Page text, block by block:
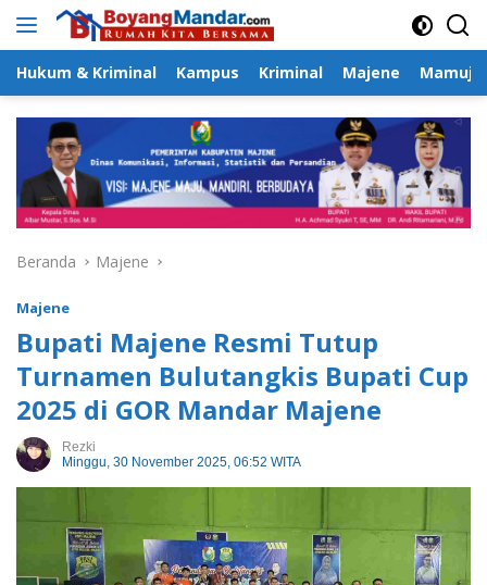
Langsung
Hukum & Kriminal Kampus Kriminal Majene Mamuju
Beranda Majene
Majene
Bupati Majene Resmi Tutup
Turnamen Bulutangkis Bupati Cup
2025 di GOR Mandar Majene
Rezki
Minggu, 30 November 2025, 06:52 WITA